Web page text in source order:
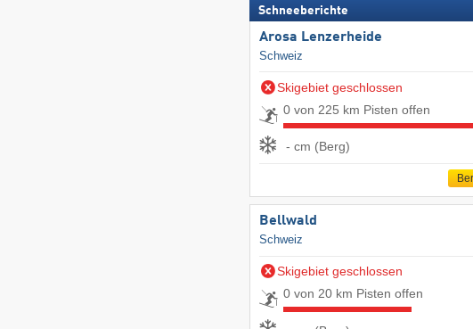
Schneeberichte
Arosa Lenzerheide
Schweiz
Skigebiet geschlossen
0 von 225 km Pisten offen
- cm (Berg)
Bellwald
Schweiz
Skigebiet geschlossen
0 von 20 km Pisten offen